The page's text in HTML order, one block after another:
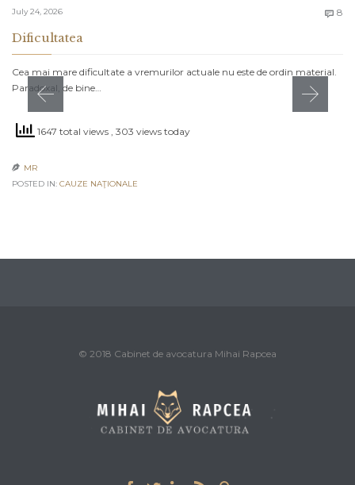
July 24, 2026  8
Dificultatea
Cea mai mare dificultate a vremurilor actuale nu este de ordin material.
Paradoxal, de bine…
1647 total views , 303 views today
 MR
POSTED IN: CAUZE NAŢIONALE
© 2018 Cabinet de avocatura Mihai Rapcea